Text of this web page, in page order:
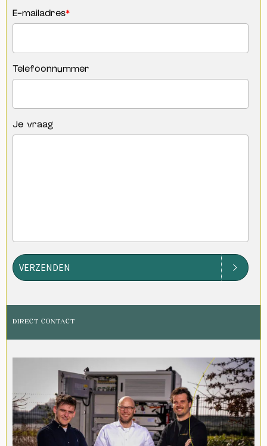
E-mailadres*
Telefoonnummer
Je vraag
VERZENDEN
DIRECT CONTACT